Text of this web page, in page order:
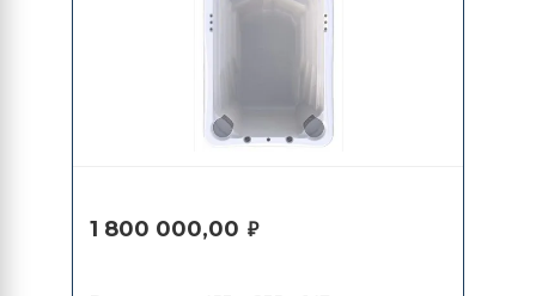
1 800 000,00 ₽